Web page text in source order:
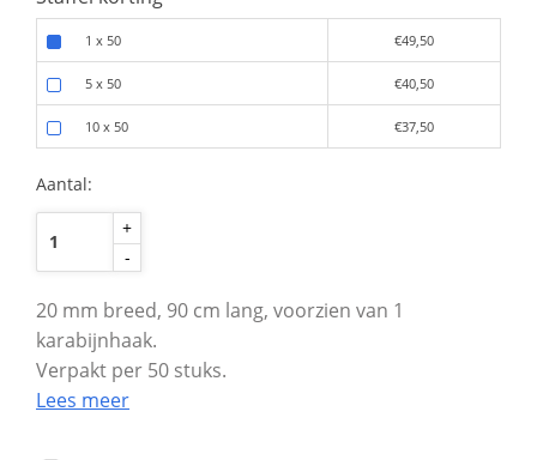
1 x 50 €49,50
5 x 50 €40,50
10 x 50 €37,50
Aantal:
+
-
20 mm breed, 90 cm lang, voorzien van 1
karabijnhaak.
Verpakt per 50 stuks.
Lees meer